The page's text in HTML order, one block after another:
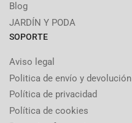
Blog
JARDÍN Y PODA
SOPORTE
Aviso legal
Politica de envío y devolución
Política de privacidad
Política de cookies